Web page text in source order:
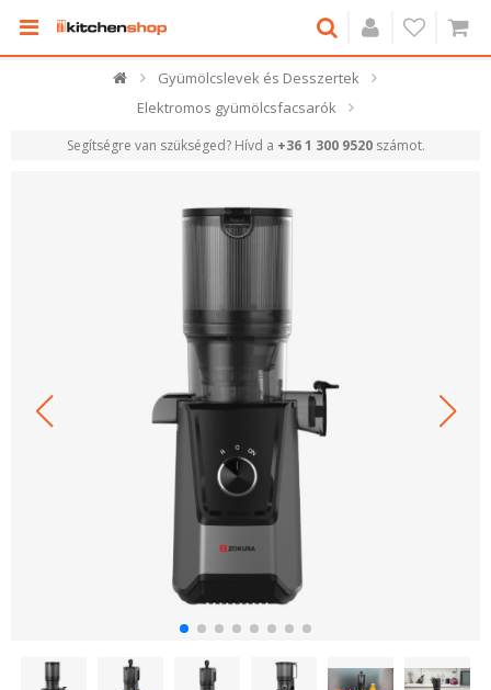
Gyümölcslevek és Desszertek
Elektromos gyümölcsfacsarók
Segítségre van szükséged? Hívd a +36 1 300 9520számot.